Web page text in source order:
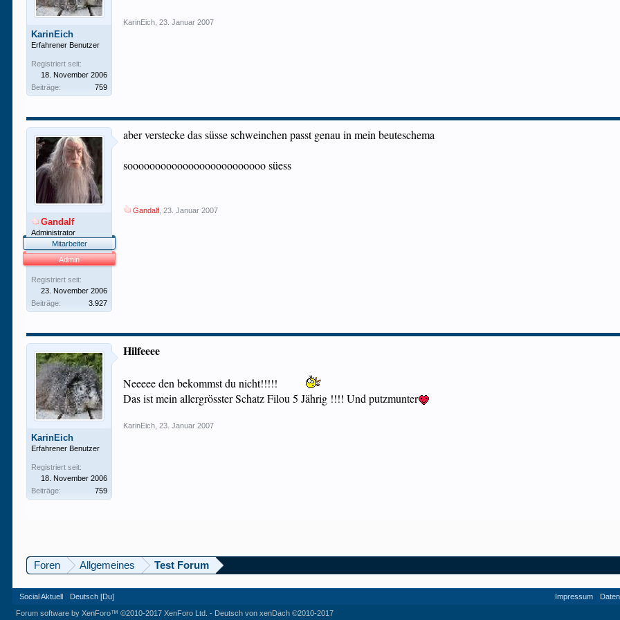
KarinEich
Erfahrener Benutzer
Registriert seit:
18. November 2006
Beiträge:
759
KarinEich 23. Januar 2007
Gandalf
Administrator
Mitarbeiter
Admin
Registriert seit:
23. November 2006
Beiträge:
3.927
aber verstecke das süsse schweinchen passt genau in mein beuteschema
sooooooooooooooooooooooooo süess
Gandalf 23. Januar 2007
KarinEich
Erfahrener Benutzer
Registriert seit:
18. November 2006
Beiträge:
759
Hilfeeee
Neeeee den bekommst du nicht!!!!!
Das ist mein allergrösster Schatz Filou 5 Jährig !!!! Und putzmunter
KarinEich 23. Januar 2007
Foren Allgemeines Test Forum
Social Aktuell Deutsch [Du] Impressum
Forum software by XenForo™©2010-2017 XenForo Ltd. - Deutsch von xenDach©2010-2017